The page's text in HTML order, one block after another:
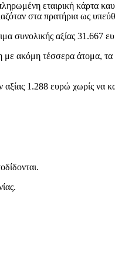
εταιρική κάρτα
στα πρατήρια ως
συνολικής αξίας 31.667
ακόμη τέσσερα άτομα, τα
1.288 ευρώ χωρίς να